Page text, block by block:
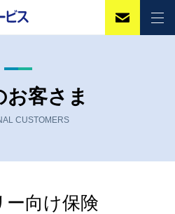
お客さま
CUSTOMERS
ー向け保険